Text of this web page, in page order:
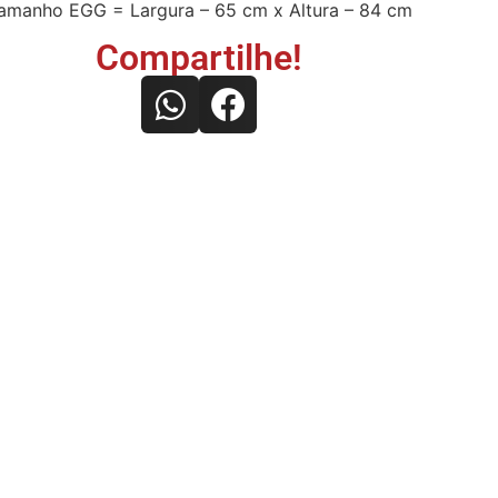
EGG = Largura – 65 cm x Altura – 84 cm
Compartilhe!